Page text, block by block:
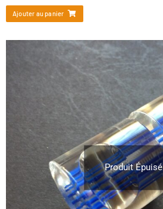
Ajouter au panier
Produit Épuisé